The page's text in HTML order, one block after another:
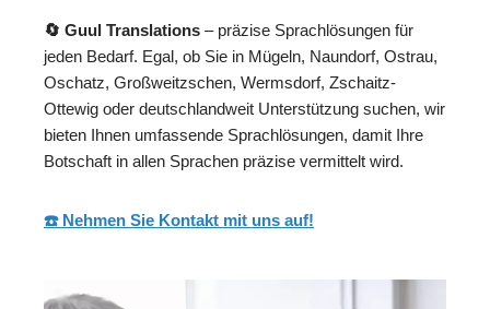
🔄 Guul Translations – präzise Sprachlösungen für
jeden Bedarf. Egal, ob Sie in Mügeln, Naundorf, Ostrau,
Oschatz, Großweitzschen, Wermsdorf, Zschaitz-
Ottewig oder deutschlandweit Unterstützung suchen, wir
bieten Ihnen umfassende Sprachlösungen, damit Ihre
Botschaft in allen Sprachen präzise vermittelt wird.
☎️ Nehmen Sie Kontakt mit uns auf!